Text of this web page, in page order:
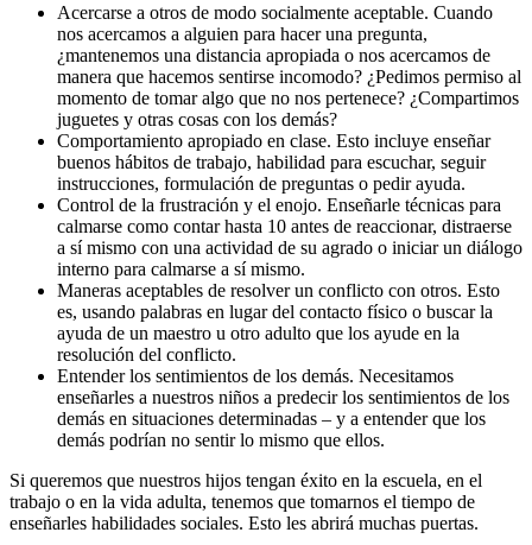
Acercarse a otros de modo socialmente aceptable. Cuando
nos acercamos a alguien para hacer una pregunta,
¿mantenemos una distancia apropiada o nos acercamos de
manera que hacemos sentirse incomodo? ¿Pedimos permiso al
momento de tomar algo que no nos pertenece? ¿Compartimos
juguetes y otras cosas con los demás?
Comportamiento apropiado en clase. Esto incluye enseñar
buenos hábitos de trabajo, habilidad para escuchar, seguir
instrucciones, formulación de preguntas o pedir ayuda.
Control de la frustración y el enojo. Enseñarle técnicas para
calmarse como contar hasta 10 antes de reaccionar, distraerse
a sí mismo con una actividad de su agrado o iniciar un diálogo
interno para calmarse a sí mismo.
Maneras aceptables de resolver un conflicto con otros. Esto
es, usando palabras en lugar del contacto físico o buscar la
ayuda de un maestro u otro adulto que los ayude en la
resolución del conflicto.
Entender los sentimientos de los demás. Necesitamos
enseñarles a nuestros niños a predecir los sentimientos de los
demás en situaciones determinadas – y a entender que los
demás podrían no sentir lo mismo que ellos.
Si queremos que nuestros hijos tengan éxito en la escuela, en el
trabajo o en la vida adulta, tenemos que tomarnos el tiempo de
enseñarles habilidades sociales. Esto les abrirá muchas puertas.